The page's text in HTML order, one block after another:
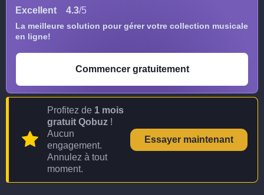
Excellent 4.3/5
La meilleure solution pour gérer votre collection musicale
en ligne!
Commencer gratuitement
Profitez de 1 mois
gratuit Qobuz !
Aucun
engagement.
Annulez à tout
moment.
Essayer maintenant